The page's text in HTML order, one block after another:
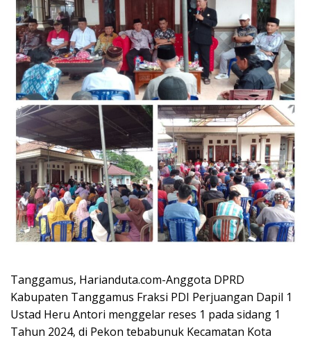
Tanggamus, Harianduta.com-Anggota DPRD
Kabupaten Tanggamus Fraksi PDI Perjuangan Dapil 1
Ustad Heru Antori menggelar reses 1 pada sidang 1
Tahun 2024, di Pekon tebabunuk Kecamatan Kota